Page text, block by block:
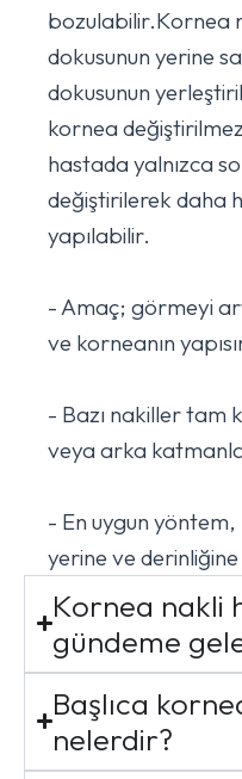
bozulabilir.Kornea
dokusunun yerine
dokusunun
kornea
hastada yalnızca
değiştirilerek daha
yapılabilir.
- Amaç; görmeyi
ve korneanın
- Bazı nakiller tam
veya arka
- En uygun yöntem,
yerine ve
Kornea nakli
gündeme
Başlıca
nelerdir?